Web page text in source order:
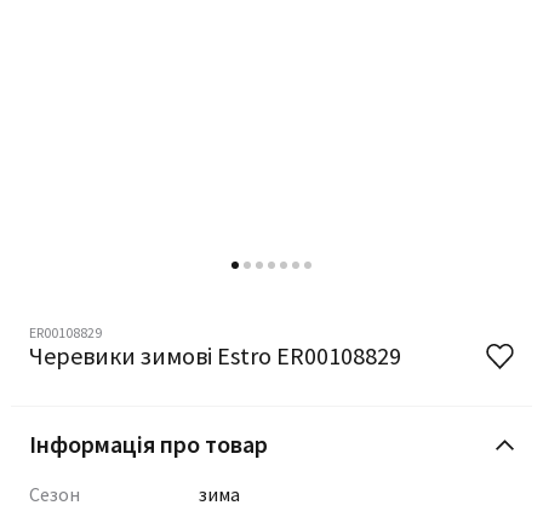
ER00108829
Черевики зимові Estro ER00108829
Інформація про товар
Сезон
зима